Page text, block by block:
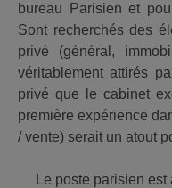
bureau Parisien et
Sont recherchés des
privé (général,
véritablement attirés
privé que le cabinet
première expérience
/ vente) serait un atout
Le poste parisien